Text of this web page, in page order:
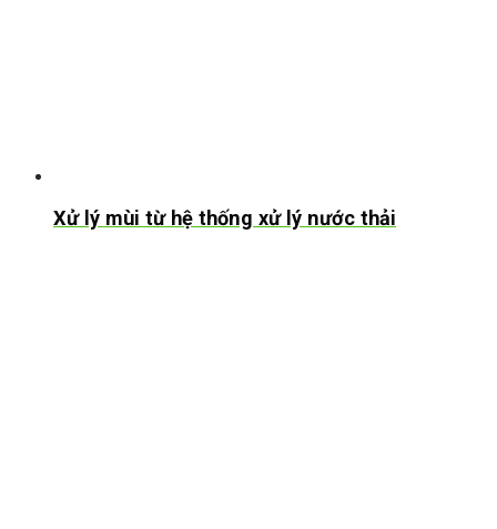
Xử lý mùi từ hệ thống xử lý nước thải